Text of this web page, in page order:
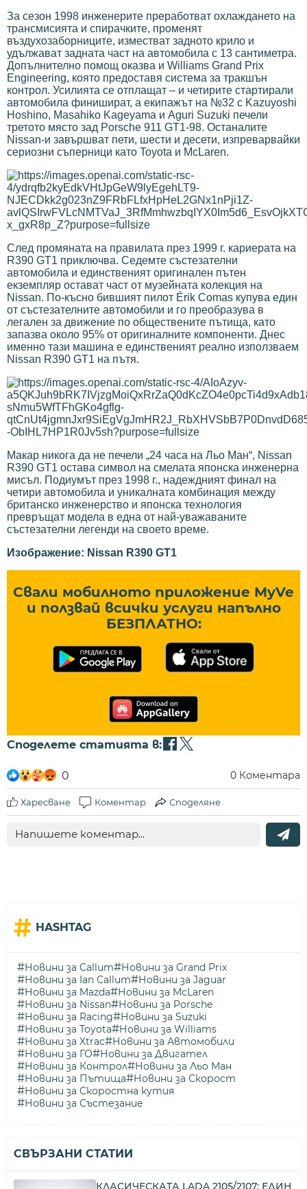
За сезон 1998 инженерите преработват охлаждането на
трансмисията и спирачките, променят
въздухозаборниците, изместват задното крило и
удължават задната част на автомобила с 13 сантиметра.
Допълнително помощ оказва и Williams Grand Prix
Engineering, която предоставя система за тракшън
контрол. Усилията се отплащат – и четирите стартирали
автомобила финишират, а екипажът на №32 с Kazuyoshi
Hoshino, Masahiko Kageyama и Aguri Suzuki печели
третото място зад Porsche 911 GT1-98. Останалите
Nissan-и завършват пети, шести и десети, изпреварвайки
сериозни съперници като Toyota и McLaren.
След промяната на правилата през 1999 г. кариерата на
R390 GT1 приключва. Седемте състезателни
автомобила и единственият оригинален пътен
екземпляр остават част от музейната колекция на
Nissan. По-късно бившият пилот Érik Comas купува един
от състезателните автомобили и го преобразува в
легален за движение по обществените пътища, като
запазва около 95% от оригиналните компоненти. Днес
именно тази машина е единственият реално използваем
Nissan R390 GT1 на пътя.
Макар никога да не печели „24 часа на Льо Ман“, Nissan
R390 GT1 остава символ на смелата японска инженерна
мисъл. Подиумът през 1998 г., надеждният финал на
четири автомобила и уникалната комбинация между
британско инженерство и японска технология
превръщат модела в една от най-уважаваните
състезателни легенди на своето време.
Изображение: Nissan R390 GT1
Свали мобилното приложение MyVe
и ползвай всички услуги напълно
БЕЗПЛАТНО:
Споделете статията в:
0 0 Коментара
Харесване Коментар Споделяне
# HASHTAG
#Новини за Callum#Новини за Grand Prix
#Новини за Ian Callum#Новини за Jaguar
#Новини за Mazda#Новини за McLaren
#Новини за Nissan#Новини за Porsche
#Новини за Racing#Новини за Suzuki
#Новини за Toyota#Новини за Williams
#Новини за Xtrac#Новини за Автомобили
#Новини за ГО#Новини за Двигател
#Новини за Контрол#Новини за Льо Ман
#Новини за Пътища#Новини за Скорост
#Новини за Скоростна кутия
#Новини за Състезание
СВЪРЗАНИ СТАТИИ
КЛАСИЧЕСКАТА LADA 2105/2107: ЕДИН